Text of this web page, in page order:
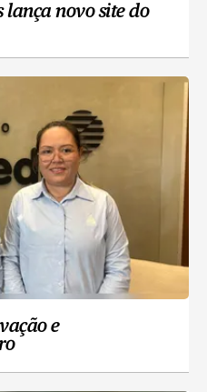
lança novo site do
e